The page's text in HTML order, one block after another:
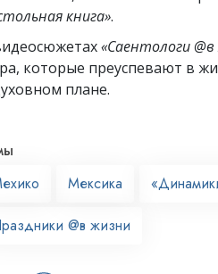
книга».
«Саентологи
которые преуспевают в
плане.
Мексика
@в жизни